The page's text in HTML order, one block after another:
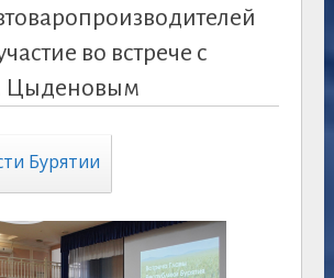
во встрече с
Цыденовым
Бурятии